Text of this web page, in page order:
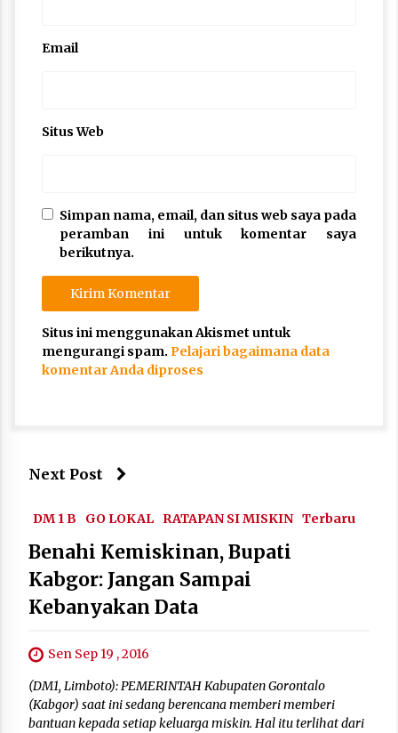
Email
Situs Web
Simpan nama, email, dan situs web saya pada
peramban ini untuk komentar saya
berikutnya.
Situs ini menggunakan Akismet untuk
mengurangi spam. Pelajari bagaimana data
komentar Anda diproses
Next Post
DM 1 B GO LOKAL RATAPAN SI MISKIN Terbaru
Benahi Kemiskinan, Bupati
Kabgor: Jangan Sampai
Kebanyakan Data
Sen Sep 19 , 2016
(DM1, Limboto): PEMERINTAH Kabupaten Gorontalo
(Kabgor) saat ini sedang berencana memberi memberi
bantuan kepada setiap keluarga miskin. Hal itu terlihat dari